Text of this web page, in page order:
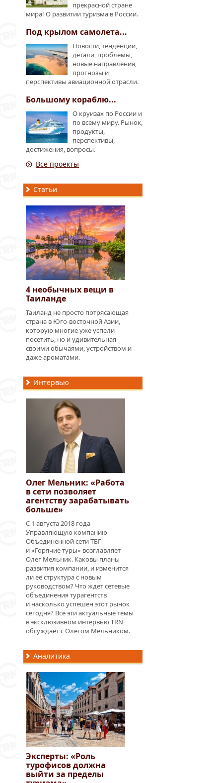
прекрасной стране
мира! О развитии туризма в России.
Под крылом самолета...
Новости, тенденции,
детали, проблемы,
новые направления,
прогнозы и
перспективы авиационной отрасли.
Большому кораблю...
О круизах по России и
по всему миру. Рынок,
продукты,
перспективы,
достижения, вопросы.
Все проекты
Статьи
4 необычных вещи в
Таиланде
Таиланд не просто потрясающая
страна в Юго-восточной Азии,
которую многие уже успели
посетить, но и удивительная
своими обычаями, устройством и
даже ароматами.
Интервью
Олег Мельник: «Работа
в сети позволяет
агентству зарабатывать
больше»
С 1 августа 2018 года
Управляющую компанию
Объединенной сети ТБГ
и «Горячие туры» возглавляет
Олег Мельник. Каковы планы
развития компании, и изменится
ли её структура с новым
руководством? Что ждет сетевые
объединения турагентств
и насколько успешен этот рынок
сегодня? Все эти актуальные темы
в эксклюзивном интервью TRN
обсуждает с Олегом Мельником.
Аналитика
Эксперты: «Роль
турофисов должна
выйти за пределы